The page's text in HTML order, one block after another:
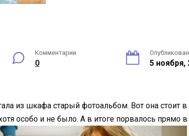
Комментарии
0 5 ноября,
из шкафа старый фотоальбом. Вот она стоит
особо и не было. А в итоге порвалось прямо